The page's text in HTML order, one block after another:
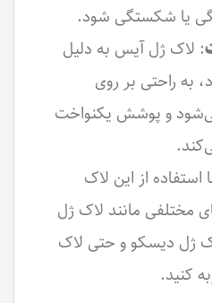
یا شکستگی شود.
: لاک ژل آیس به دلیل
راحتی بر روی
و پوشش یکنواخت
استفاده از این لاک
مختلفی مانند لاک ژل
ژل دیسکو و حتی لاک
کنید.